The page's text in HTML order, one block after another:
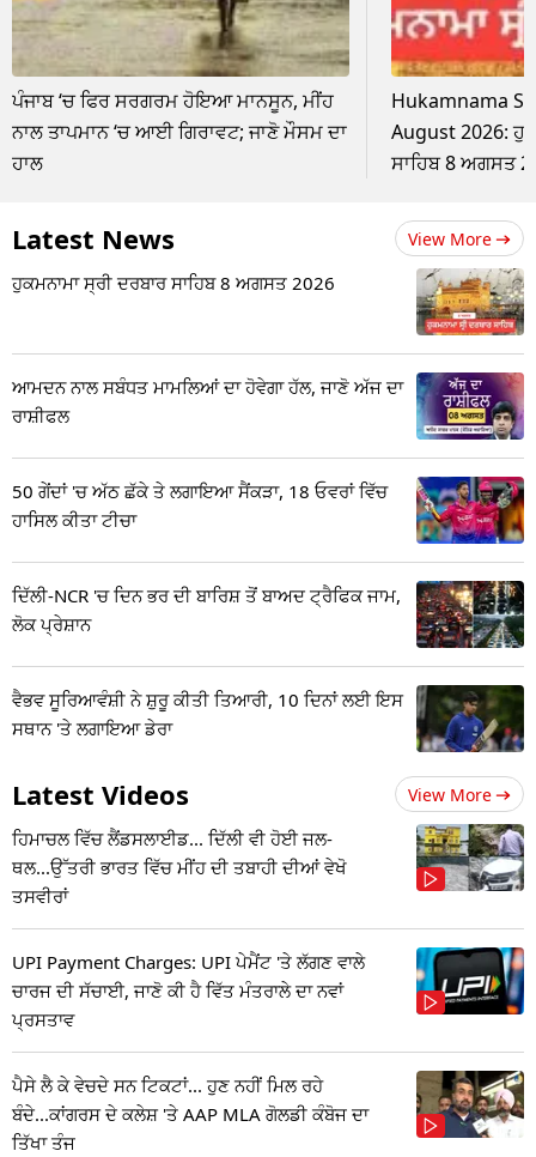
ਪੰਜਾਬ ‘ਚ ਫਿਰ ਸਰਗਰਮ ਹੋਇਆ ਮਾਨਸੂਨ, ਮੀਂਹ
ਨਾਲ ਤਾਪਮਾਨ ‘ਚ ਆਈ ਗਿਰਾਵਟ; ਜਾਣੋ ਮੌਸਮ ਦਾ
ਹਾਲ
Hukamnama
August 2026:
ਸਾਹਿਬ 8 ਅਗਸਤ
Latest News View More
ਹੁਕਮਨਾਮਾ ਸ੍ਰੀ ਦਰਬਾਰ ਸਾਹਿਬ 8 ਅਗਸਤ 2026
ਆਮਦਨ ਨਾਲ ਸਬੰਧਤ ਮਾਮਲਿਆਂ ਦਾ ਹੋਵੇਗਾ ਹੱਲ, ਜਾਣੋ ਅੱਜ ਦਾ
ਰਾਸ਼ੀਫਲ
50 ਗੇਂਦਾਂ 'ਚ ਅੱਠ ਛੱਕੇ ਤੇ ਲਗਾਇਆ ਸੈਂਕੜਾ, 18 ਓਵਰਾਂ ਵਿੱਚ
ਹਾਸਿਲ ਕੀਤਾ ਟੀਚਾ
ਦਿੱਲੀ-NCR 'ਚ ਦਿਨ ਭਰ ਦੀ ਬਾਰਿਸ਼ ਤੋਂ ਬਾਅਦ ਟ੍ਰੈਫਿਕ ਜਾਮ,
ਲੋਕ ਪ੍ਰੇਸ਼ਾਨ
ਵੈਭਵ ਸੂਰਿਆਵੰਸ਼ੀ ਨੇ ਸ਼ੁਰੂ ਕੀਤੀ ਤਿਆਰੀ, 10 ਦਿਨਾਂ ਲਈ ਇਸ
ਸਥਾਨ 'ਤੇ ਲਗਾਇਆ ਡੇਰਾ
Latest Videos View More
ਹਿਮਾਚਲ ਵਿੱਚ ਲੈਂਡਸਲਾਈਡ... ਦਿੱਲੀ ਵੀ ਹੋਈ ਜਲ-
ਥਲ...ਉੱਤਰੀ ਭਾਰਤ ਵਿੱਚ ਮੀਂਹ ਦੀ ਤਬਾਹੀ ਦੀਆਂ ਵੇਖੋ
ਤਸਵੀਰਾਂ
UPI Payment Charges: UPI ਪੇਮੈਂਟ 'ਤੇ ਲੱਗਣ ਵਾਲੇ
ਚਾਰਜ ਦੀ ਸੱਚਾਈ, ਜਾਣੋ ਕੀ ਹੈ ਵਿੱਤ ਮੰਤਰਾਲੇ ਦਾ ਨਵਾਂ
ਪ੍ਰਸਤਾਵ
ਪੈਸੇ ਲੈ ਕੇ ਵੇਚਦੇ ਸਨ ਟਿਕਟਾਂ... ਹੁਣ ਨਹੀਂ ਮਿਲ ਰਹੇ
ਬੰਦੇ...ਕਾਂਗਰਸ ਦੇ ਕਲੇਸ਼ 'ਤੇ AAP MLA ਗੋਲਡੀ ਕੰਬੋਜ ਦਾ
ਤਿੱਖਾ ਤੰਜ